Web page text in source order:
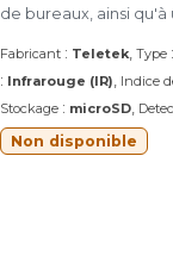
de bureaux, ainsi
Fabricant : Teletek Type :
: Infrarouge (IR) Indice
Stockage : microSD
Non disponible